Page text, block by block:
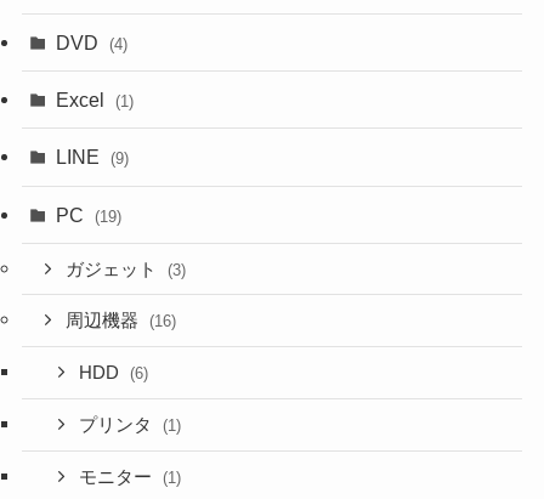
DVD (4)
Excel (1)
LINE (9)
PC (19)
ガジェット (3)
周辺機器 (16)
HDD (6)
プリンタ (1)
モニター (1)